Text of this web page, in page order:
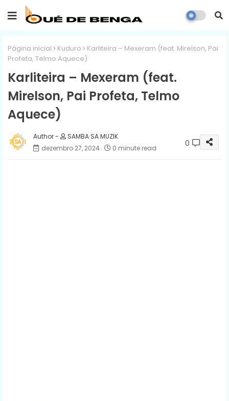
Página inicial Kuduro
Karliteira – Mexeram (feat. Mirelson, Pai
Profeta, Telmo Aquece)
Karliteira – Mexeram (feat.
Mirelson, Pai Profeta, Telmo
Aquece)
SAMBA SA MUZIK
dezembro 27, 2024
0 minute read 0